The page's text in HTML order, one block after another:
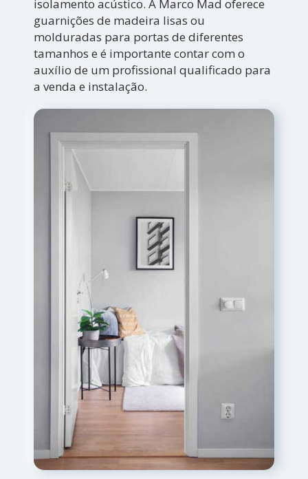
isolamento acústico. A Marco Mad oferece
guarnições de madeira lisas ou
molduradas para portas de diferentes
tamanhos e é importante contar com o
auxílio de um profissional qualificado para
a venda e instalação.